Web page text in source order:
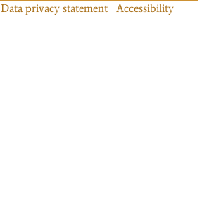
Data privacy statement
Accessibility